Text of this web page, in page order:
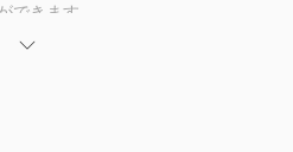
できます。
ルド、プラチナ